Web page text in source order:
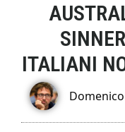
ITALIANI